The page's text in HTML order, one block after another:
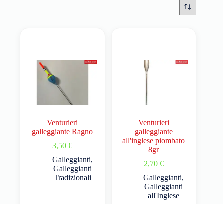
Venturieri
galleggiante Ragno
3,50€
Galleggianti,
Galleggianti
Tradizionali
Venturieri
galleggiante
all'inglese piombato
8gr
2,70 €
Galleggianti,
Galleggianti
all'Inglese